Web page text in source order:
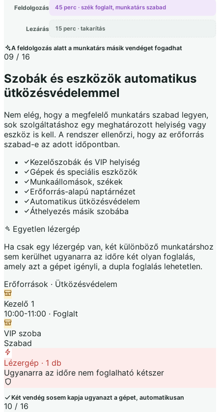
Feldolgozás 45 perc · szék foglalt, munkatárs szabad
Lezárás 15 perc · takarítás
A feldolgozás alatt a munkatárs másik vendéget fogadhat
09 / 16
Szobák és eszközök automatikus
ütközésvédelemmel
Nem elég, hogy a megfelelő munkatárs szabad legyen,
sok szolgáltatáshoz egy meghatározott helyiség vagy
eszköz is kell. A rendszer ellenőrzi, hogy az erőforrás
szabad-e az adott időpontban.
Kezelőszobák és VIP helyiség
Gépek és speciális eszközök
Munkaállomások, székek
Erőforrás-alapú naptárnézet
Automatikus ütközésvédelem
Áthelyezés másik szobába
Egyetlen lézergép
Ha csak egy lézergép van, két különböző munkatárshoz
sem kerülhet ugyanarra az időre két olyan foglalás,
amely azt a gépet igényli, a dupla foglalás lehetetlen.
Erőforrások · Ütközésvédelem
Kezelő 1
10:00-11:00 · Foglalt
VIP szoba
Szabad
Lézergép · 1 db
Ugyanarra az időre nem foglalható kétszer
Két vendég sosem kapja ugyanazt a gépet, automatikusan
10 / 16